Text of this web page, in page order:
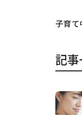
子育て
記